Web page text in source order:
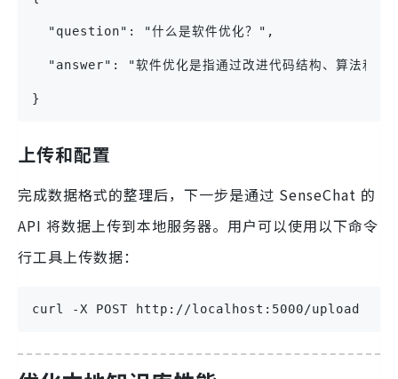
  "question": "什么是软件优化？",
"answer": "软件优化是指通过改进代码结构、算法和资
}
上传和配置
完成数据格式的整理后，下一步是通过 SenseChat 的
API 将数据上传到本地服务器。用户可以使用以下命令
行工具上传数据：
curl -X POST http://localhost:5000/upload -H